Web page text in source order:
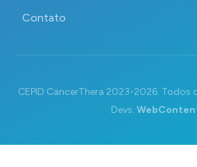
Contato
CEPID CancerThera 2023-2026. Todos
Devs: